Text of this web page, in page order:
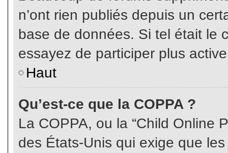
n’ont rien publiés depuis un
base de données. Si tel était le
essayez de participer plus
Haut
Qu’est-ce que la COPPA ?
La COPPA, ou la “Child Online
des États-Unis qui exige que